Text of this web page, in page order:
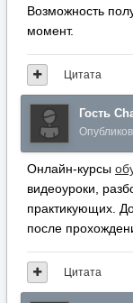
Возможность
момент.
Цитата
Гость
Онлайн-курсы
видеоуроки,
практикующих.
после
Цитата